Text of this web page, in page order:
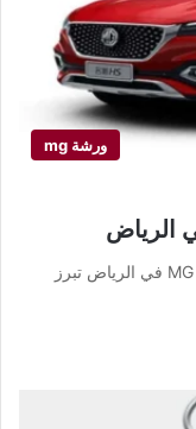
ورشة mg
في إطار البحث عن أفضل ورشة صيانة إم جي MG في الرياض تبرز